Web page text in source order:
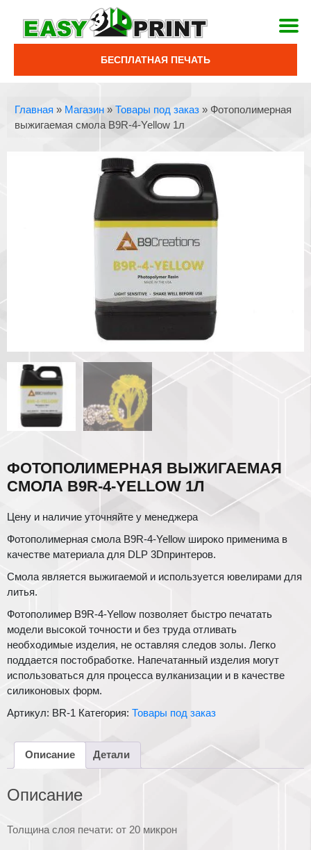
БЕСПЛАТНАЯ ПЕЧАТЬ
Главная » Магазин »Товары под заказ » Фотополимерная
выжигаемая смола B9R-4-Yellow 1л
ФОТОПОЛИМЕРНАЯ ВЫЖИГАЕМАЯ
СМОЛА B9R-4-YELLOW 1Л
Цену и наличие уточняйте у менеджера
Фотополимерная смола B9R-4-Yellow широко применима в
качестве материала для DLP 3Dпринтеров.
Смола является выжигаемой и используется ювелирами для
литья.
Фотополимер B9R-4-Yellow позволяет быстро печатать
модели высокой точности и без труда отливать
необходимые изделия, не оставляя следов золы. Легко
поддается постобработке. Напечатанный изделия могут
использоваться для процесса вулканизации и в качестве
силиконовых форм.
Артикул: BR-1 Категория: Товары под заказ
Описание Детали
Описание
Толщина слоя печати: от 20 микрон